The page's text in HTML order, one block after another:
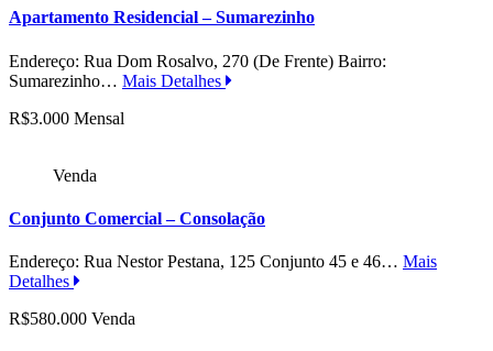
Apartamento Residencial – Sumarezinho
Endereço: Rua Dom Rosalvo, 270 (De Frente) Bairro:
Sumarezinho… Mais Detalhes
R$3.000 Mensal
Venda
Conjunto Comercial – Consolação
Endereço: Rua Nestor Pestana, 125 Conjunto 45 e 46… Mais
Detalhes
R$580.000 Venda